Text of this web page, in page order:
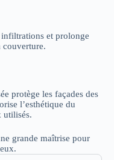
et prolonge
couverture.
protège les façades des
l’esthétique du
utilisés.
grande maîtrise pour